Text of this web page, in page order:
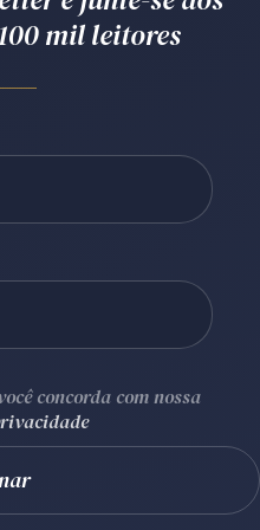
por RSS
CEP80240-000
mil leitores
concorda com nossa